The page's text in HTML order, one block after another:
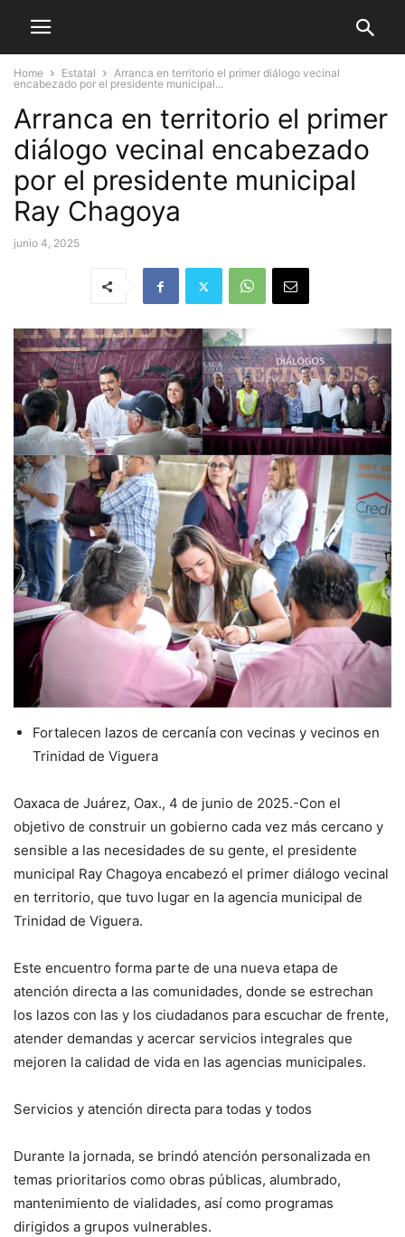
Home Estatal
Arranca en territorio el primer diálogo vecinal
encabezado por el presidente municipal...
Arranca en territorio el primer
diálogo vecinal encabezado
por el presidente municipal
Ray Chagoya
junio 4, 2025
Fortalecen lazos de cercanía con vecinas y vecinos en
Trinidad de Viguera
Oaxaca de Juárez, Oax., 4 de junio de 2025.-Con el
objetivo de construir un gobierno cada vez más cercano y
sensible a las necesidades de su gente, el presidente
municipal Ray Chagoya encabezó el primer diálogo vecinal
en territorio, que tuvo lugar en la agencia municipal de
Trinidad de Viguera.
Este encuentro forma parte de una nueva etapa de
atención directa a las comunidades, donde se estrechan
los lazos con las y los ciudadanos para escuchar de frente,
atender demandas y acercar servicios integrales que
mejoren la calidad de vida en las agencias municipales.
Servicios y atención directa para todas y todos
Durante la jornada, se brindó atención personalizada en
temas prioritarios como obras públicas, alumbrado,
mantenimiento de vialidades, así como programas
dirigidos a grupos vulnerables.